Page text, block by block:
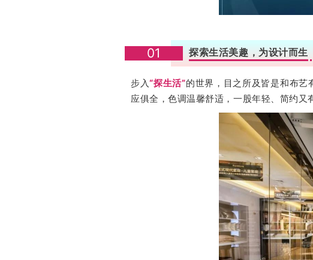
01 探索生活美趣，为设计而生
步入“探生活”的世界，目之所及皆是和布
应俱全，色调温馨舒适，一股年轻、简约又